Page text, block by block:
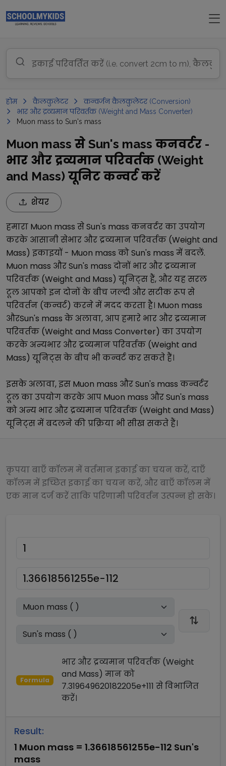
होम कैलकुलेटर
कन्वर्जन कैलकुलेटर (Conversion)
भार और द्रव्यमान परिवर्तक (Weight and Mass Converter)
Muon mass to Sun's mass
Muon mass से Sun's mass कनवर्टर -
भार और द्रव्यमान परिवर्तक (Weight
and Mass) यूनिट कन्वर्ट करें
शेयर
हमारा Muon mass सेSun's mass कनवर्टर का उपयोग
करके आसानी सेभार और द्रव्यमान परिवर्तक (Weight and
Mass) इकाइयों - Muon mass कोSun's mass में बदलें.
Muon mass औरSun's mass दोनों भार और द्रव्यमान
परिवर्तक (Weight and Mass) यूनिट्स हैं, और यह सरल
टूल आपको इन दोनों के बीच जल्दी और सटीक रूप से
परिवर्तन (कन्वर्ट) करने में मदद करता है। Muon mass
औरSun's mass के अलावा, आप हमारे भार और द्रव्यमान
परिवर्तक (Weight and Mass Converter) का उपयोग
करके अन्यभार और द्रव्यमान परिवर्तक (Weight and
Mass) यूनिट्स के बीच भी कन्वर्ट कर सकते हैं।
इसके अलावा, इस Muon mass औरSun's mass कन्वर्टर
टूल का उपयोग करके आप Muon mass औरSun's mass
को अन्य भार और द्रव्यमान परिवर्तक (Weight and Mass)
यूनिट्स में बदलने की प्रक्रिया भी सीख सकते हैं।
कृपया बाएँ कॉलम में वर्तमान इकाई का चयन करें, दाएँ
कॉलम में इच्छित इकाई का चयन करें, और बाएँ कॉलम में
एक मान दर्ज करें ताकि परिणामी परिवर्तन उत्पन्न हो सके।
Formula
भार और द्रव्यमान परिवर्तक (Weight
and Mass) मान को
7.319649620182205e+111 सेविभाजित
करें।
Result:
1 Muon mass = 1.36618561255e-112 Sun's
mass